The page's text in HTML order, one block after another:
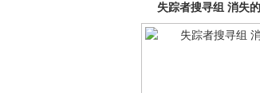
失踪者搜寻组 消失